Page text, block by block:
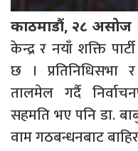
काठमाडौं, २८ असोज
केन्द्र र नयाँ शक्ति
छ । प्रतिनिधिसभा
तालमेल गर्दै
सहमति भए पनि डा.
वाम गठबन्धनबाट